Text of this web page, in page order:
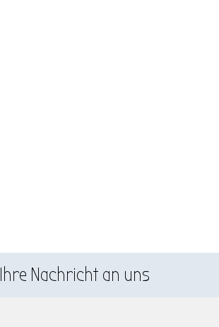
Ihre Nachricht an uns